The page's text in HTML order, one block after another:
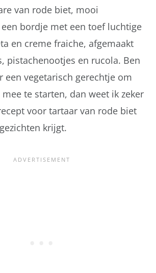
van rode biet, mooi
bordje met een toef luchtige
en creme fraiche, afgemaakt
pistachenootjes en rucola. Ben
een vegetarisch gerechtje om
te starten, dan weet ik zeker
voor tartaar van rode biet
krijgt.